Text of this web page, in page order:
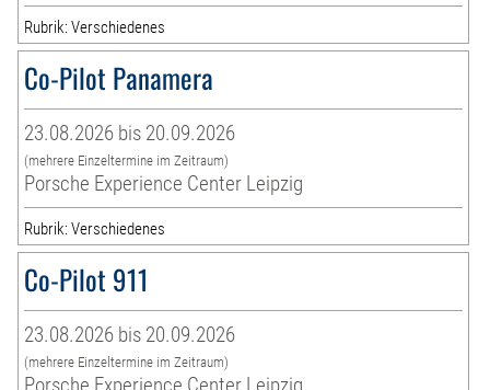
Rubrik: Verschiedenes
Co-Pilot Panamera
23.08.2026 bis 20.09.2026
(mehrere Einzeltermine im Zeitraum)
Porsche Experience Center Leipzig
Rubrik: Verschiedenes
Co-Pilot 911
23.08.2026 bis 20.09.2026
(mehrere Einzeltermine im Zeitraum)
Porsche Experience Center Leipzig